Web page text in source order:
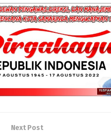
Next Post